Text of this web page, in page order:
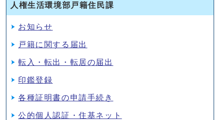
人権生活環境部戸籍住民課
お知らせ
戸籍に関する届出
転入・転出・転居の届出
印鑑登録
各種証明書の申請手続き
公的個人認証・住基ネット